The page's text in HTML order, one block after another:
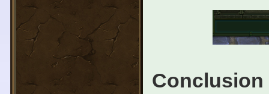
Conclusion